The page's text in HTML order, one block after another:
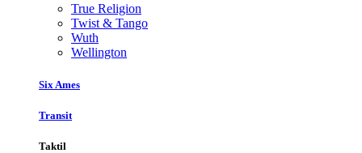
True Religion
Twist & Tango
Wuth
Wellington
Six Ames
Transit
Taktil